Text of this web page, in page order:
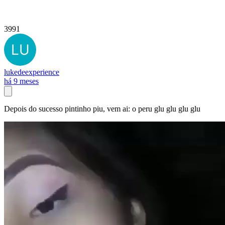
3991
lukedeexperience
há 9 meses
Depois do sucesso pintinho piu, vem ai: o peru glu glu glu glu